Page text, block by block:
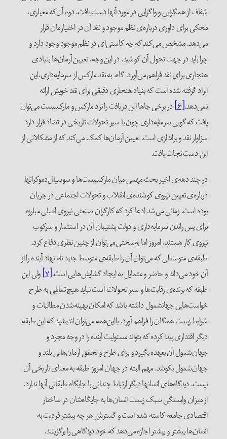
شفاف از همگرایی و واگرایی در مورد آنها دست یافت. دوم آن‌که معیاری،
محکی برای داوری درباره‌ی نظم موجود و نقد آن در اختیارمان قرار
می‌دهد. مشخص می‌کند که چه کاستی‌ای در نظم موجود وجود دارد و
چرا باید در جهت تحول آن کوشید. در این وجه، تعیین آرمان‌ها بنیادی
هنجاری برای نقد فراهم می‌آورد. گاه، به نقد مارکس از سرمایه‌داری،این
ایراد گرفته شده است که بنیاد هنجاری دقیقی برای نقد خویش ارائه
نمی‌دهد.[۶] در برخی جاها این دریافت را نزد مارکس و مارکسیست می‌توان
یافت که گویی سرمایه‌داری چون با سیر تحولات تاریخی در تضاد قرار دارد
سزاوار نقد و براندازی است. تعیین آرمان‌ها کمک می‌کند که از مشکلاتی از
این دست نجات یافت.
در چند دهه‌ی اخیر بحث مهمی میان مارکسیست‌ها و سوسیال‌دموکراتها
درباره‌ی تعیین نیروی کوشنده‌ی انقلاب و تحولات اجتماعی در جریان
بوده است. زمانی می‌شد ادعا کرد که کارگران صنعتی نیروی اصلی مبارزه
برای پس راندن سرمایه‌داری و دولت پشتیبان آن در استثمار و سرکوب
نیروی کار ‌هستند، امروز اما به‌سختی می‌توان از چنین نظری دفاع کرد.
طبقه‌ی متوسطی که می‌توان آن را طبقه‌ی متوسط جدید نام نهاد آینده را از
آن خود می‌داند و حاضر و متمایل به ایجاد گشایش‌هایی است.[۷] ولی این
طبقه که برنده‌ی رقابت‌ها و سیر تحولات است نباید هیچ تمایلی به طرح
خواست‌هایی جهانشمول داشته باشد که امکان بهینه‌شدن مطالبات و
شرایط زیست همگان را فراهم آورد. با‌این‌همه می‌توان اندیشید که این طبقه
دیگر ‌اقتداری پیدا کرده که بتواند مسئولیت آینده را در وجه مجرد و
جهان‌شمول آن بعهده بگیرد و برای طرح و تحقق آرمان‌هایی بلند و
جهان‌شمول بکوشد. مهم البته در جهان امروز طبقه به معنای تاریخی آن
نیست. دیدگاه‌های انسانها دیگر ارتباط چندانی با جایگاه طبقاتی آنها ندارد.
از میزان وابستگی سبک زیست انسان‌ها به جایگاه‌شان در ساختار
اقتصادی جامعه کاسته شده است و گسترش هر چه بیشتر فردیت به
انسان‌ها بیشتر و بیشتر اجازه می‌دهد که خود دیدگاهی را برگزینند.